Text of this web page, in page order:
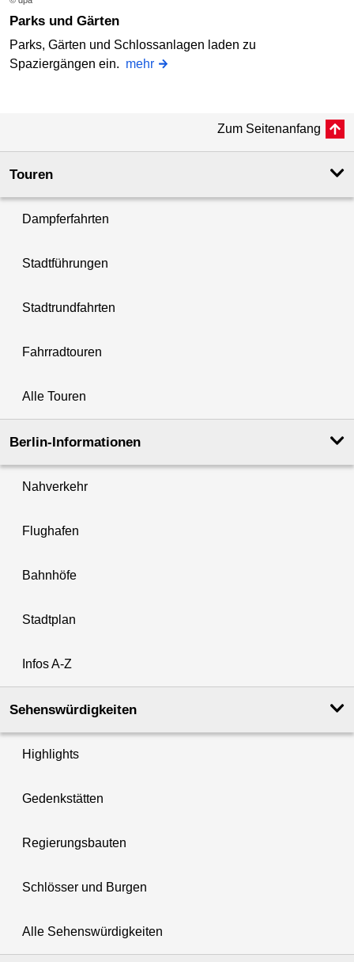
Parks und Gärten
Parks, Gärten und Schlossanlagen laden zu
Spaziergängen ein. mehr
Zum Seitenanfang
Touren
Dampferfahrten
Stadtführungen
Stadtrundfahrten
Fahrradtouren
Alle Touren
Berlin-Informationen
Nahverkehr
Flughafen
Bahnhöfe
Stadtplan
Infos A-Z
Sehenswürdigkeiten
Highlights
Gedenkstätten
Regierungsbauten
Schlösser und Burgen
Alle Sehenswürdigkeiten